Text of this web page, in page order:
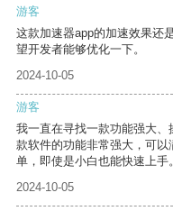
游客
这款加速器app的加速效果还
望开发者能够优化一下。
2024-10-05
游客
我一直在寻找一款功能强大
款软件的功能非常强大，可
单，即使是小白也能快速上手。
2024-10-05